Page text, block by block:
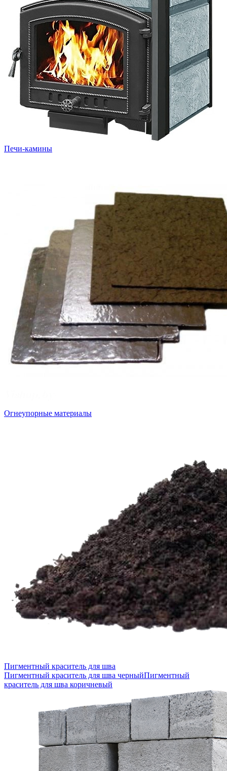
Печи-камины
Огнеупорные материалы
Пигментный краситель для шва
Пигментный краситель для шва черныйПигментный
краситель для шва коричневый